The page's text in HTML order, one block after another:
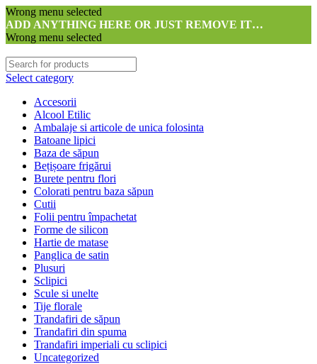
Wrong menu selected
ADD ANYTHING HERE OR JUST REMOVE IT…
Wrong menu selected
Select category
Accesorii
Alcool Etilic
Ambalaje si articole de unica folosinta
Batoane lipici
Baza de săpun
Bețișoare frigărui
Burete pentru flori
Colorati pentru baza săpun
Cutii
Folii pentru împachetat
Forme de silicon
Hartie de matase
Panglica de satin
Plusuri
Sclipici
Scule si unelte
Tije florale
Trandafiri de săpun
Trandafiri din spuma
Trandafiri imperiali cu sclipici
Uncategorized